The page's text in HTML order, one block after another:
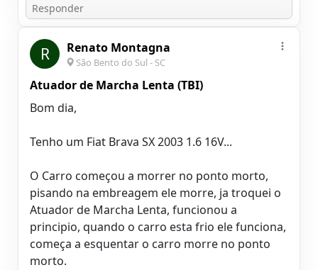
R Renato Montagna
São Bento do Sul - SC
Atuador de Marcha Lenta (TBI)
Bom dia,
Tenho um Fiat Brava SX 2003 1.6 16V...
O Carro começou a morrer no ponto morto,
pisando na embreagem ele morre, ja troquei o
Atuador de Marcha Lenta, funcionou a
principio, quando o carro esta frio ele funciona,
começa a esquentar o carro morre no ponto
morto.